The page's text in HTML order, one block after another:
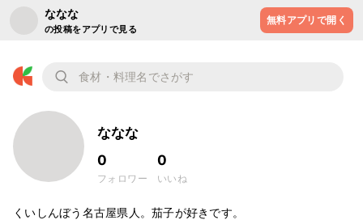
ななな
の投稿をアプリで見る
無料アプリで開く
ななな
0
フォロワー
0
いいね
くいしんぼう名古屋県人。茄子が好きです。